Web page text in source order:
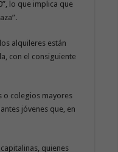
lo que implica que
alquileres están
con el consiguiente
o colegios mayores
jóvenes que, en
quienes